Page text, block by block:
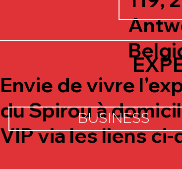
Envie de vivre
du Spirou à
VIP via les liens
BUSINESS